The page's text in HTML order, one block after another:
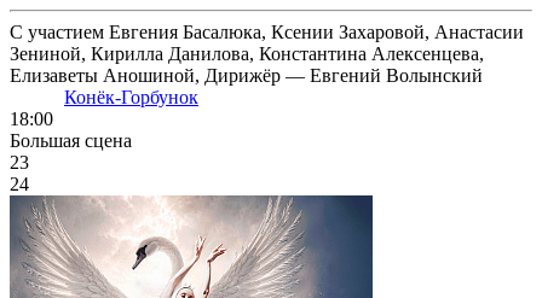
С участием Евгения Басалюка, Ксении Захаровой, Анастасии
Зениной, Кирилла Данилова, Константина Алексенцева,
Елизаветы Аношиной, Дирижёр — Евгений Волынский
Конёк-Горбунок
18:00
Большая сцена
23
24